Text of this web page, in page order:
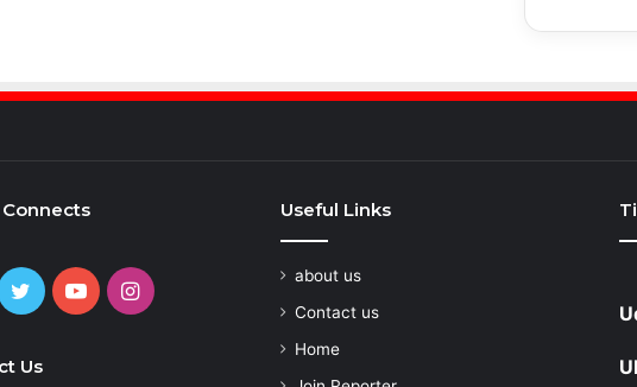
TwitterYouTubeInstagram
Us
Useful Links
about us
Contact us
Home